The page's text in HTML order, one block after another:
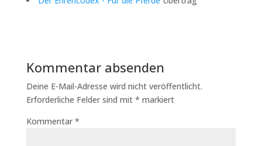
Kommentar absenden
Deine E-Mail-Adresse wird nicht veröffentlicht.
Erforderliche Felder sind mit * markiert
Kommentar *